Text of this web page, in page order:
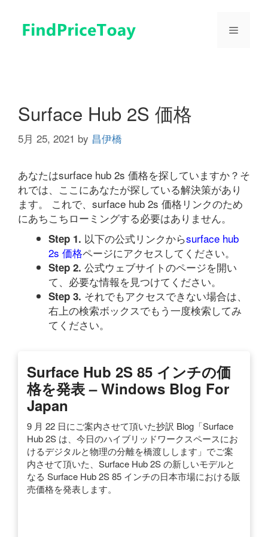
メ
Surface Hub 2S 価格
5月 25, 2021 by 昌伊橋
あなたはsurface hub 2s 価格を探していますか？そ
れでは、ここにあなたが探している解決策があり
ます。 これで、surface hub 2s 価格リンクのため
にあちこちローミングする必要はありません。
Step 1. 以下の公式リンクからsurface hub
2s 価格ページにアクセスしてください。
Step 2. 公式ウェブサイトのページを開い
て、必要な情報を見つけてください。
Step 3. それでもアクセスできない場合は、
右上の検索ボックスでもう一度検索してみ
てください。
Surface Hub 2S 85 インチの価
格を発表 – Windows Blog For
Japan
9 月 22 日にご案内させて頂いた抄訳 Blog「Surface
Hub 2S は、今日のハイブリッドワークスペースにお
けるデジタルと物理の分離を橋渡しします」でご案
内させて頂いた、Surface Hub 2S の新しいモデルと
なる Surface Hub 2S 85 インチの日本市場における販
売価格を発表します。